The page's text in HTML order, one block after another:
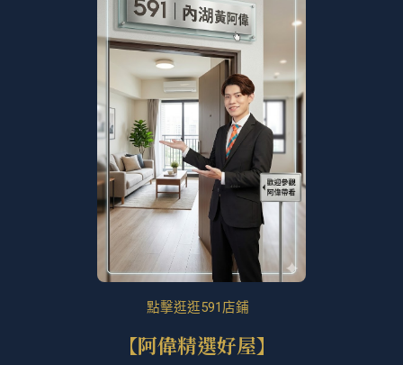
點擊逛逛591店鋪
【阿偉精選好屋】